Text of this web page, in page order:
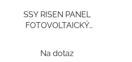
SSY RISEN PANEL
FOTOVOLTAICKÝ
RÁM Voc 49,70V Isc
hodnocení
Na dotaz